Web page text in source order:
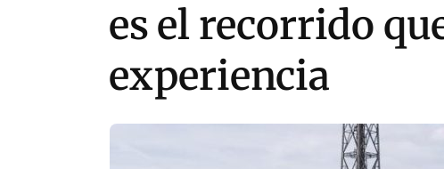
es el recorrido
experiencia